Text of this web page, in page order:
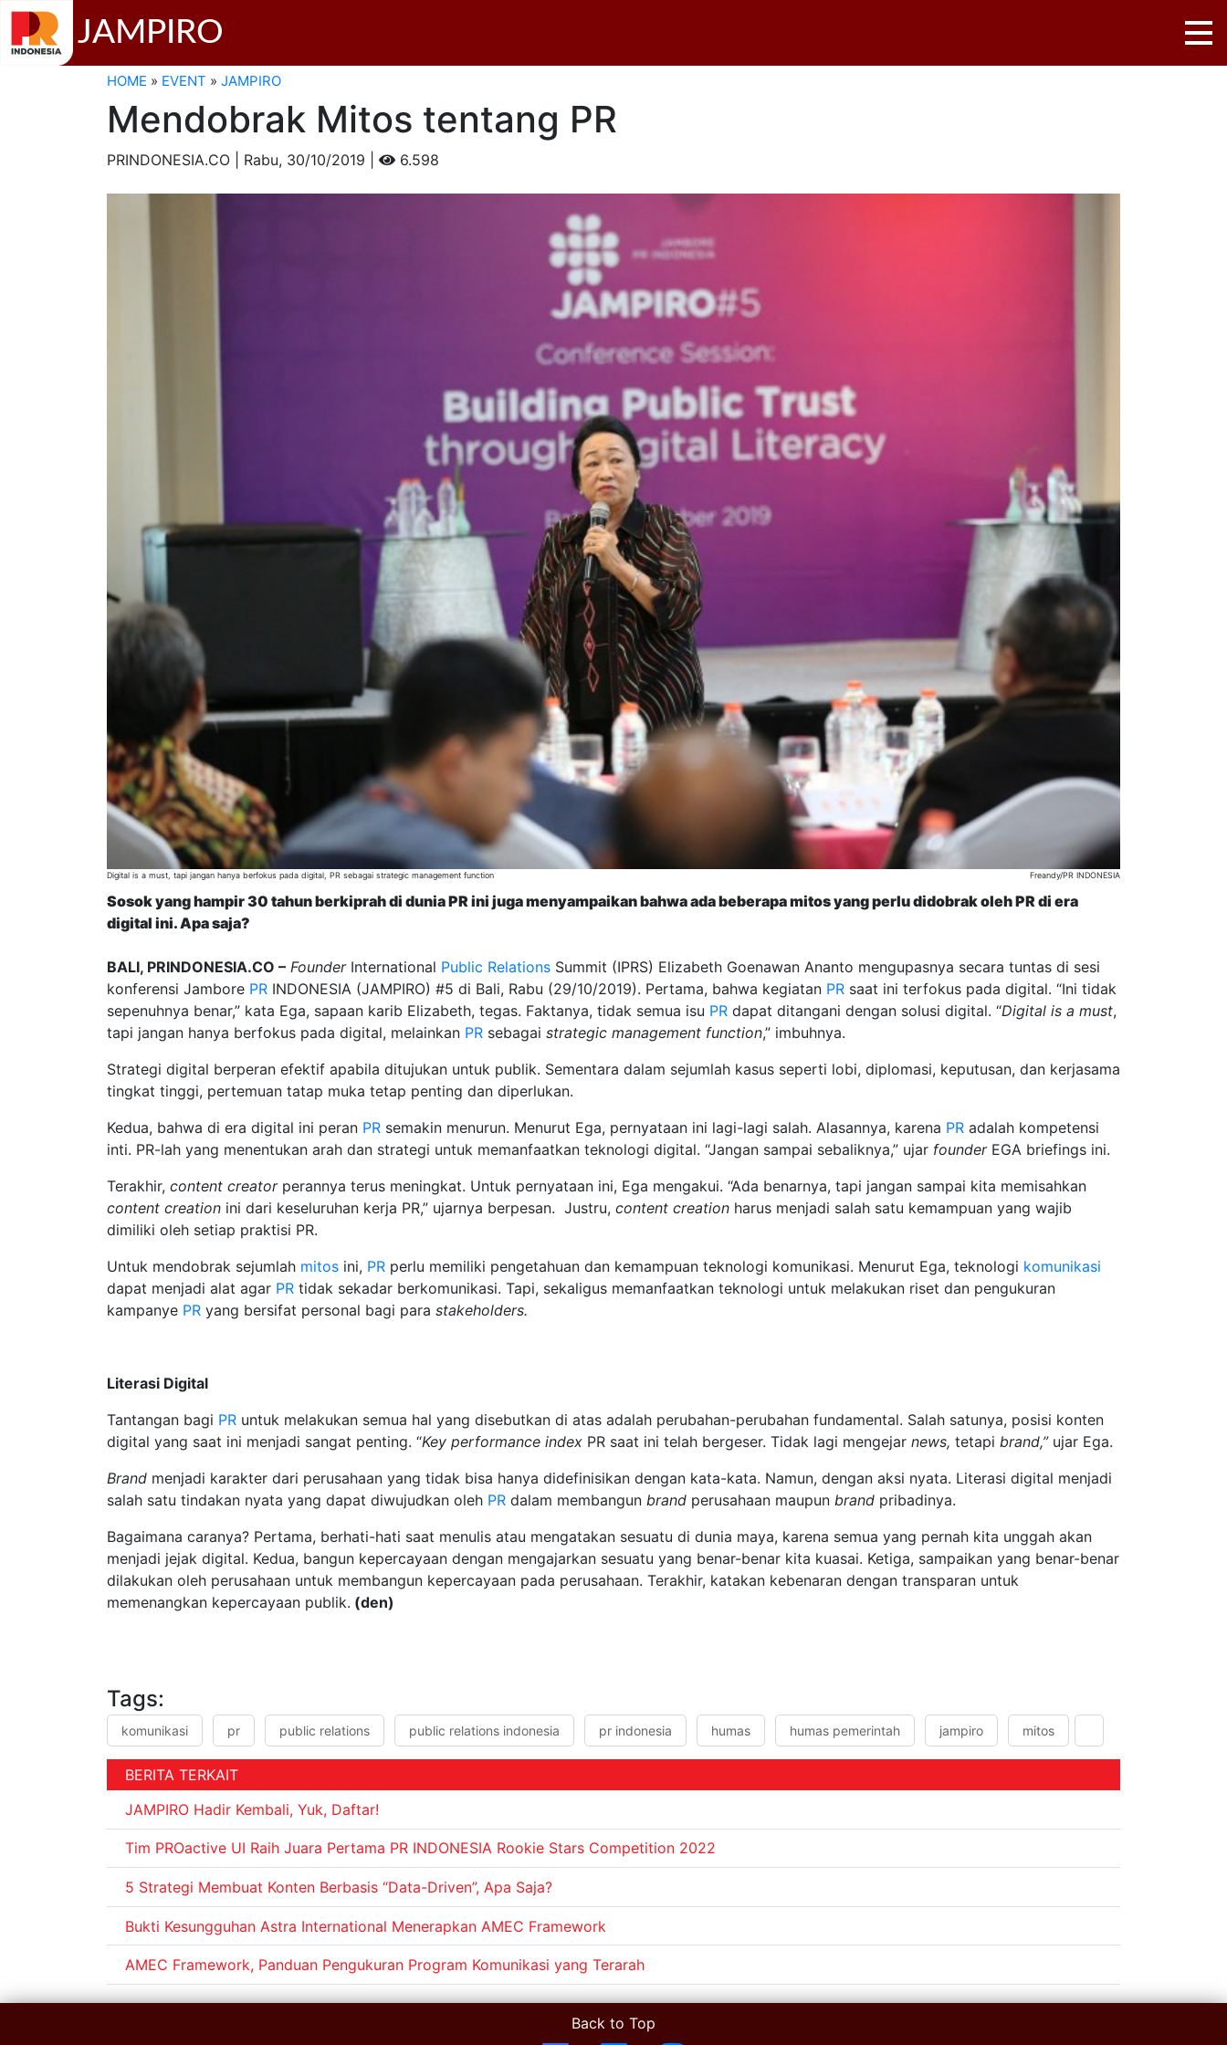
JAMPIRO
HOME » EVENT » JAMPIRO
Mendobrak Mitos tentang PR
PRINDONESIA.CO | Rabu, 30/10/2019 | 6.598
Digital is a must, tapi jangan hanya berfokus pada digital, PR sebagai strategic management function Freandy/PR INDONESIA
Sosok yang hampir 30 tahun berkiprah di dunia PR ini juga menyampaikan bahwa ada beberapa mitos yang perlu didobrak oleh PR di era
digital ini. Apa saja?
BALI, PRINDONESIA.CO – Founder International Public Relations Summit (IPRS) Elizabeth Goenawan Ananto mengupasnya secara tuntas di sesi
konferensi Jambore PR INDONESIA (JAMPIRO) #5 di Bali, Rabu (29/10/2019). Pertama, bahwa kegiatan PR saat ini terfokus pada digital. “Ini tidak
sepenuhnya benar,” kata Ega, sapaan karib Elizabeth, tegas. Faktanya, tidak semua isu PR dapat ditangani dengan solusi digital. “Digital is a must,
tapi jangan hanya berfokus pada digital, melainkan PR sebagai strategic management function,” imbuhnya.
Strategi digital berperan efektif apabila ditujukan untuk publik. Sementara dalam sejumlah kasus seperti lobi, diplomasi, keputusan, dan kerjasama
tingkat tinggi, pertemuan tatap muka tetap penting dan diperlukan.
Kedua, bahwa di era digital ini peran PR semakin menurun. Menurut Ega, pernyataan ini lagi-lagi salah. Alasannya, karena PR adalah kompetensi
inti. PR-lah yang menentukan arah dan strategi untuk memanfaatkan teknologi digital. “Jangan sampai sebaliknya,” ujar founderEGA briefings ini.
Terakhir, content creator perannya terus meningkat. Untuk pernyataan ini, Ega mengakui. “Ada benarnya, tapi jangan sampai kita memisahkan
content creation ini dari keseluruhan kerja PR,” ujarnya berpesan. Justru, content creation harus menjadi salah satu kemampuan yang wajib
dimiliki oleh setiap praktisi PR.
Untuk mendobrak sejumlah mitos ini, PR perlu memiliki pengetahuan dan kemampuan teknologi komunikasi. Menurut Ega, teknologi komunikasi
dapat menjadi alat agar PR tidak sekadar berkomunikasi. Tapi, sekaligus memanfaatkan teknologi untuk melakukan riset dan pengukuran
kampanye PR yang bersifat personal bagi para stakeholders.
Literasi Digital
Tantangan bagi PR untuk melakukan semua hal yang disebutkan di atas adalah perubahan-perubahan fundamental. Salah satunya, posisi konten
digital yang saat ini menjadi sangat penting. “Key performance index PR saat ini telah bergeser. Tidak lagi mengejar news, tetapi brand,” ujar Ega.
Brand menjadi karakter dari perusahaan yang tidak bisa hanya didefinisikan dengan kata-kata. Namun, dengan aksi nyata. Literasi digital menjadi
salah satu tindakan nyata yang dapat diwujudkan oleh PR dalam membangun brand perusahaan maupun brand pribadinya.
Bagaimana caranya? Pertama, berhati-hati saat menulis atau mengatakan sesuatu di dunia maya, karena semua yang pernah kita unggah akan
menjadi jejak digital. Kedua, bangun kepercayaan dengan mengajarkan sesuatu yang benar-benar kita kuasai. Ketiga, sampaikan yang benar-benar
dilakukan oleh perusahaan untuk membangun kepercayaan pada perusahaan. Terakhir, katakan kebenaran dengan transparan untuk
memenangkan kepercayaan publik. (den)
Tags:
komunikasi pr public relations public relations indonesia pr indonesia humas humas pemerintah jampiro mitos
BERITA TERKAIT
JAMPIRO Hadir Kembali, Yuk, Daftar!
Tim PROactive UI Raih Juara Pertama PR INDONESIA Rookie Stars Competition 2022
5 Strategi Membuat Konten Berbasis “Data-Driven”, Apa Saja?
Bukti Kesungguhan Astra International Menerapkan AMEC Framework
AMEC Framework, Panduan Pengukuran Program Komunikasi yang Terarah
Back to Top